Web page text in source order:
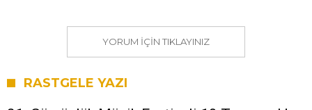
YORUM IÇIN TIKLAYINIZ
RASTGELE YAZI